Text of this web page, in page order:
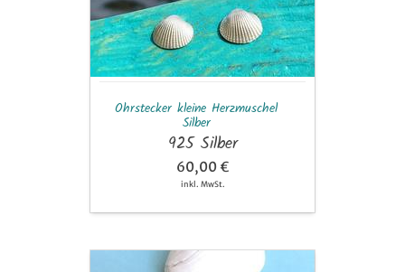
Ohrstecker kleine Herzmuschel
Silber
925 Silber
60,00 €
inkl. MwSt.